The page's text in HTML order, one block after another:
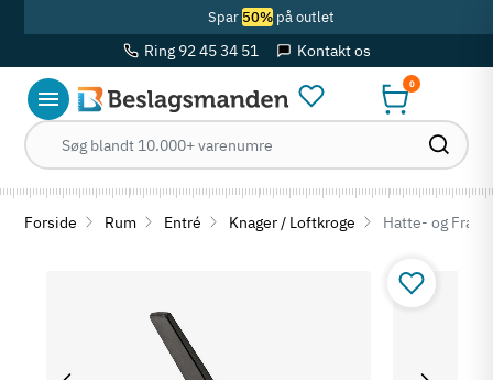
Spar 50%på outlet
Ring 92 45 34 51 Kontakt os
0
Forside Rum Entré Knager / Loftkroge Hatte- og